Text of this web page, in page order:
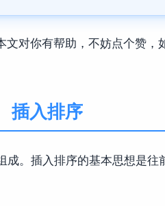
对你有帮助，不妨点个赞
插入排序
。插入排序的基本思想是